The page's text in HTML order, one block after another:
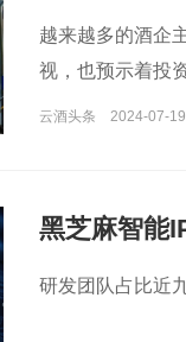
越来越多的酒企
视，也预示着投
云酒头条 2024-07-
黑芝麻智能
研发团队占比近